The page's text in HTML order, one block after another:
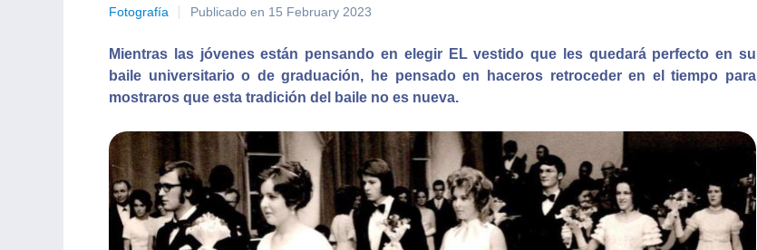
Fotografía Publicado en 15 February 2023
Mientras las jóvenes están pensando en elegir EL vestido que les quedará perfecto en su
baile universitario o de graduación, he pensado en haceros retroceder en el tiempo para
mostraros que esta tradición del baile no es nueva.